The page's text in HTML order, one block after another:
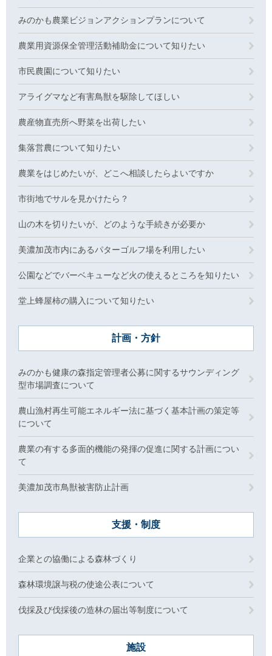
みのかも農業ビジョンアクションプランについて
農業用資源保全管理活動補助金について知りたい
市民農園について知りたい
アライグマなど有害鳥獣を駆除してほしい
農産物直売所へ野菜を出荷したい
集落営農について知りたい
農業をはじめたいが、どこへ相談したらよいですか
市街地でサルを見かけたら？
山の木を切りたいが、どのような手続きが必要か
美濃加茂市内にあるパターゴルフ場を利用したい
公園などでバーベキューなど火の使えるところを知りたい
堂上蜂屋柿の購入について知りたい
計画・方針
みのかも健康の森指定管理者公募に関するサウンディング
型市場調査について
農山漁村再生可能エネルギー法に基づく基本計画の策定等
について
農業の有する多面的機能の発揮の促進に関する計画につい
て
美濃加茂市鳥獣被害防止計画
支援・制度
企業との協働による森林づくり
森林環境譲与税の使途公表について
伐採及び伐採後の造林の届出等制度について
施設